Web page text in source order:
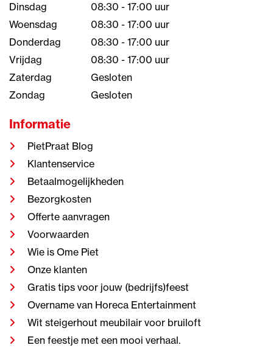
Dinsdag
08:30 - 17:00 uur
Woensdag
08:30 - 17:00 uur
Donderdag
08:30 - 17:00 uur
Vrijdag
08:30 - 17:00 uur
Zaterdag
Gesloten
Zondag
Gesloten
Informatie
PietPraat Blog
Klantenservice
Betaalmogelijkheden
Bezorgkosten
Offerte aanvragen
Voorwaarden
Wie is Ome Piet
Onze klanten
Gratis tips voor jouw (bedrijfs)feest
Overname van Horeca Entertainment
Wit steigerhout meubilair voor bruiloft
Een feestje met een mooi verhaal.